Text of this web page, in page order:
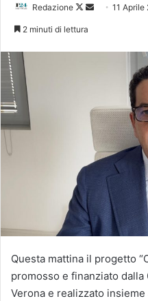
Redazione
Follow
Invia 11 Aprile
2 minuti di lettura
Questa mattina il progetto
promosso e finanziato
Verona e realizzato insieme